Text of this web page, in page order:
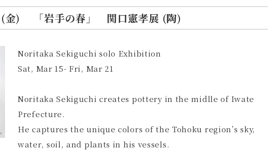
(金) 「岩手の春」 関口憲孝展 (陶)
Noritaka Sekiguchi solo Exhibition
Sat, Mar 15- Fri, Mar 21
Noritaka Sekiguchi creates pottery in the midlle of Iwate
Prefecture.
He captures the unique colors of the Tohoku region’s sky,
water, soil, and plants in his vessels.